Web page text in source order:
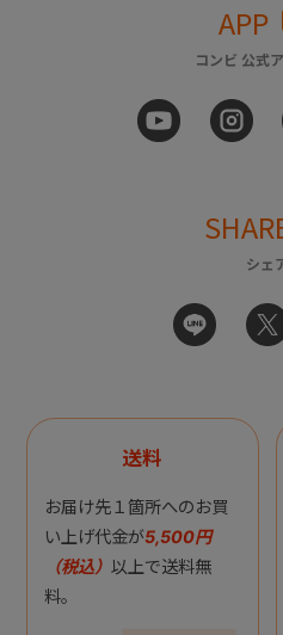
APP
コンビ 公式
シェ
送料
お届け先１箇所へのお買
い上げ代金が5,500円
（税込） 以上で送料無
料。